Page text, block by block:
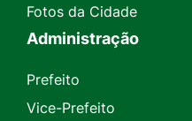
Fotos da Cidade
Administração
Prefeito
Vice-Prefeito